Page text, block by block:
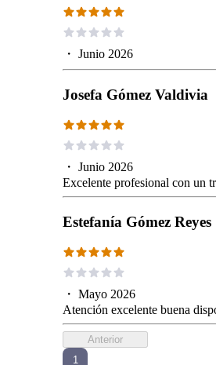
・ Junio 2026
Josefa Gómez Valdivia
・ Junio 2026
Excelente profesional con un
Estefanía Gómez Reyes
・ Mayo 2026
Atención excelente buena
Anterior
1